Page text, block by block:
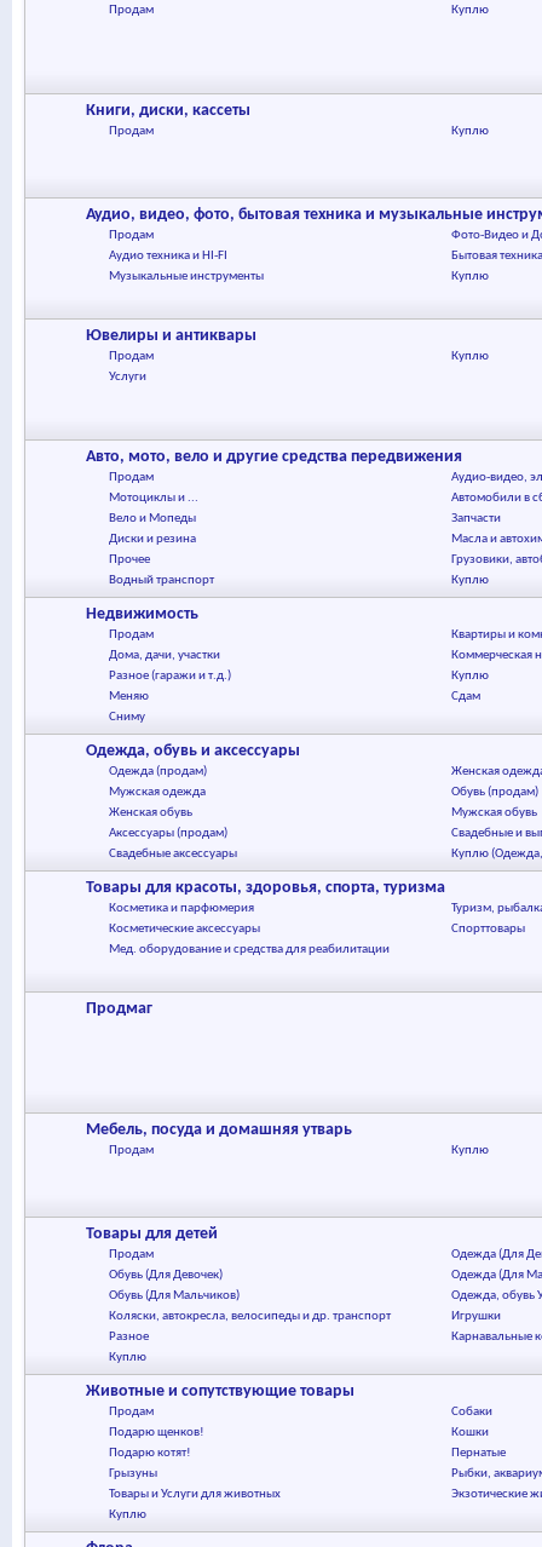
Продам Куплю
Книги, диски, кассеты
Продам Куплю
Аудио, видео, фото, бытовая техника и музыкальные
Продам
Фото-Видео и
Аудио техника и HI-FI
Бытовая
Музыкальные инструменты
Куплю
Ювелиры и антиквары
Продам
Куплю
Услуги
Авто, мото, вело и другие средства передвижения
Продам
Аудио-видео,
Мотоциклы и ...
Автомобили в
Вело и Мопеды
Запчасти
Диски и резина
Масла и
Прочее
Грузовики,
Водный транспорт
Куплю
Недвижимость
Продам
Квартиры и
Дома, дачи, участки
Коммерческая
Разное (гаражи и т.д.)
Куплю
Меняю
Сдам
Сниму
Одежда, обувь и аксессуары
Одежда (продам)
Женская
Мужская одежда
Обувь (продам)
Женская обувь
Мужская обувь
Аксессуары (продам)
Свадебные и
Свадебные аксессуары
Куплю (Одежда,
Товары для красоты, здоровья, спорта, туризма
Косметика и парфюмерия
Туризм,
Косметические аксессуары
Спорттовары
Мед. оборудование и средства для реабилитации
Продмаг
Мебель, посуда и домашняя утварь
Продам Куплю
Товары для детей
Продам
Одежда (Для
Обувь (Для Девочек)
Одежда (Для
Обувь (Для Мальчиков)
Одежда, обувь
Коляски, автокресла, велосипеды и др. транспорт
Игрушки
Разное
Карнавальные
Куплю
Животные и сопутствующие товары
Продам
Собаки
Подарю щенков!
Кошки
Подарю котят!
Пернатые
Грызуны
Рыбки,
Товары и Услуги для животных
Экзотические
Куплю